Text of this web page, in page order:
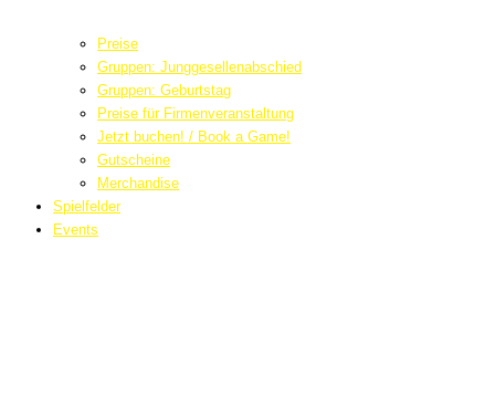
Preise
Gruppen: Junggesellenabschied
Gruppen: Geburtstag
Preise für Firmenveranstaltung
Jetzt buchen! / Book a Game!
Gutscheine
Merchandise
Spielfelder
Events